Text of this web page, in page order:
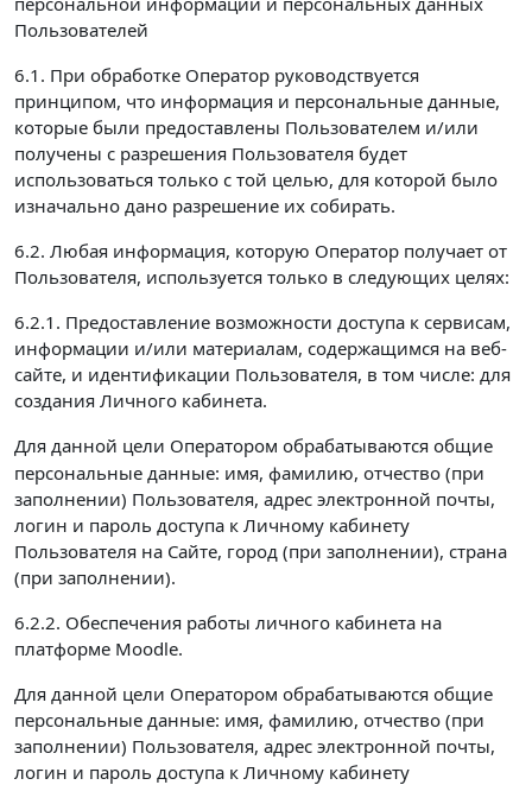
Пользователей
6.1. При обработке Оператор руководствуется
принципом, что информация и персональные данные,
которые были предоставлены Пользователем и/или
получены с разрешения Пользователя будет
использоваться только с той целью, для которой было
изначально дано разрешение их собирать.
6.2. Любая информация, которую Оператор получает от
Пользователя, используется только в следующих целях:
6.2.1. Предоставление возможности доступа к сервисам,
информации и/или материалам, содержащимся на веб-
сайте, и идентификации Пользователя, в том числе: для
создания Личного кабинета.
Для данной цели Оператором обрабатываются общие
персональные данные: имя, фамилию, отчество (при
заполнении) Пользователя, адрес электронной почты,
логин и пароль доступа к Личному кабинету
Пользователя на Сайте, город (при заполнении), страна
(при заполнении).
6.2.2. Обеспечения работы личного кабинета на
платформе Moodle.
Для данной цели Оператором обрабатываются общие
персональные данные: имя, фамилию, отчество (при
заполнении) Пользователя, адрес электронной почты,
логин и пароль доступа к Личному кабинету